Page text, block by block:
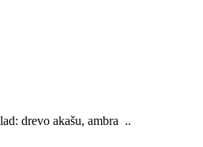
drevo akašu, ambra ..